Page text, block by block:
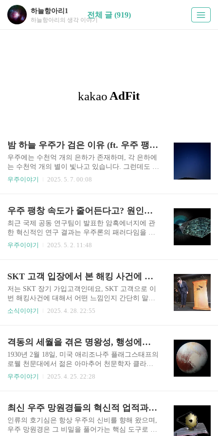
하늘항아리1
하늘항아리의 생각 이야기
전체 글 (919)
밤 하늘 우주가 검은 이유 (ft. 우주 팽창)
우주에는 수천억 개의 은하가 존재하며, 각 은하에
는 수천억 개의 별이 빛나고 있습니다. 그런데도 밤
하늘은 왜 어둡게 보일까요? 이 단순한 질문은 천
해 보겠습니다. 역설의 시작, 무한한 별들과 어두운
하늘올베르스의 의문 1823년, 독일의 천문학자 하
인리히 올베르스는 논리적으로 매우 당혹스러운
질문을 제기했습니다. 만약 우주가 무한하고 별들
이 균일하게 분포되어 있다면, 우리가 하늘의 어느
는 마치 무성한 숲 한가운데 서 있을 때 어느 방향
으로 보아도 나무들이 시야..
우주이야기 2025. 5. 7. 00:08
우주 팽창 속도가 줄어든다고? 원인은 암흑에너지 감소?
최근 국제 공동 연구팀이 발표한 암흑에너지에 관
한 혁신적인 연구 결과는 우주론의 패러다임을 완
전히 바꿀 가능성을 제시하고 있습니다. 한국천문
니다. 이는 기존의 우주 모델에 대한 근본적인 재고
가 필요할 수 있음을 시사합니다. 기존의 암흑에너
지 이해와 표준 우주론 모델 우주는 약 130억 년 전
빅뱅으로 탄생한 이후 지속적으로 팽창해 왔습니
다. 이는 관측에 의해 우리 은하와 멀면 더 멀수록
실이 1998년에 발견되었습니다. 아무것도 없는 우
주 공간에 어떤 힘이 있기..
우주이야기 2025. 5. 2. 11:48
SKT 고객 입장에서 본 해킹 사건에 대한 SKT 대응
저는 SKT 장기 가입고객인데요, SKT 고객으로 이
번 해킹사건에 대해서 어떤 느낌인지 간단히 말씀
드리려 합니다. 다들 뉴스를 보셔서 아시겠지만, 저
고 오후 1시에 유심 교체를 하기까지 들었던 지금
의 사태에 대한 이야기 시작합니다. SKT의 소극적
대응 이유가 궁금해 제가 SKT의 해킹 소식을 처음
들었던 날은 20일입니다. '응? 뭐? 해킹? KT도 LGT
도 다 당했는 걸 뭘 이렇게 호들갑이냐?' 이렇게 처
인 것 같은데?'라는 생각이 드는 순간 ..
소식이야기 2025. 4. 28. 22:55
격동의 세월을 겪은 명왕성, 행성에서 왜소행성까지
1930년 2월 18일, 미국 애리조나주 플래그스태프의
로웰 천문대에서 젊은 아마추어 천문학자 클라이
드 톰보는 두 장의 밤하늘 사진을 번갈아 비교하다
로 이어졌습니다. 이 발견은 당시 전 세계 과학계와
대중에게 커다란 반향을 일으켰습니다. 명왕성의
이름은 영국 옥스퍼드의 11세 소녀 베네티아 버니
우주이야기 2025. 4. 25. 22:28
최신 우주 망원경들의 혁신적 업적과 미래
인류의 호기심은 항상 우주의 신비를 향해 왔으며,
우주 망원경은 그 비밀을 풀어가는 핵심 도구로 자